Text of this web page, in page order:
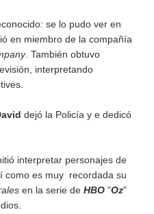
se lo pudo ver en
en miembro de la compañía
. También obtuvo
interpretando
dejó la Policía y e dedicó
interpretar personajes de
como es muy recordada su
en la serie de HBO "Oz"